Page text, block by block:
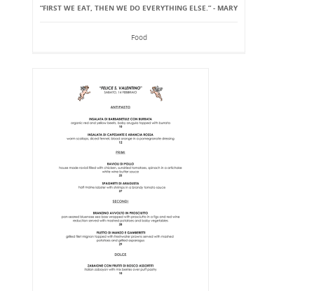
“FIRST WE EAT, THEN WE DO EVERYTHING ELSE.” - MARY
Food